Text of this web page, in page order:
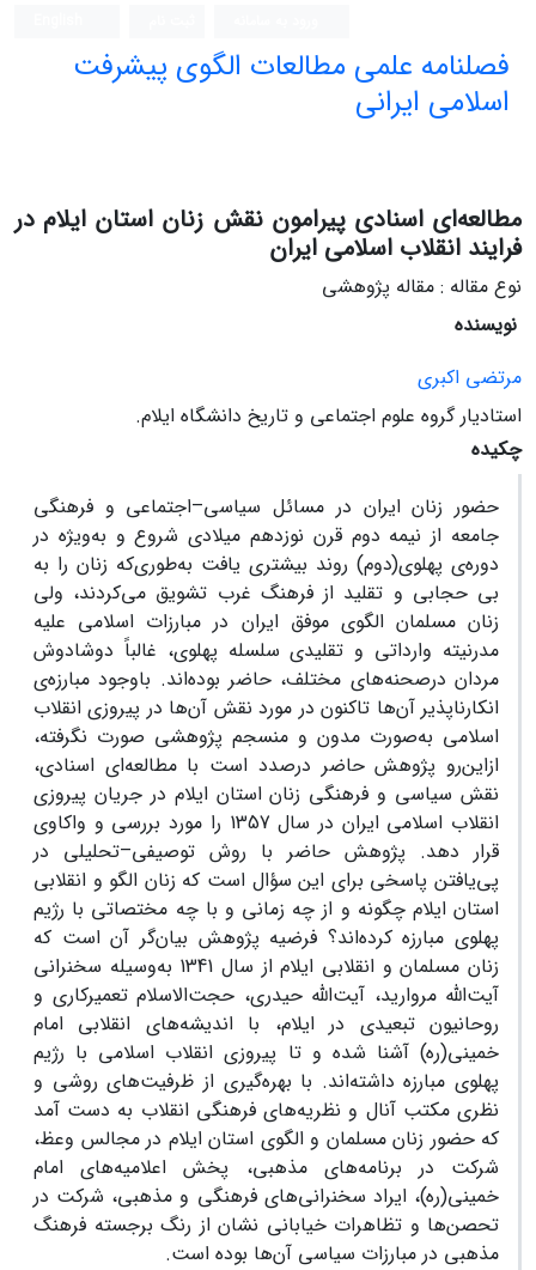
فصلنامه علمی مطالعات الگوی پیشرفت
اسلامی ایرانی
مطالعه‌ای اسنادی پیرامون نقش زنان استان ایلام در
فرایند انقلاب اسلامی ایران
نوع مقاله : مقاله پژوهشی
نویسنده
مرتضی اکبری
استادیار گروه علوم اجتماعی و تاریخ دانشگاه ایلام.
چکیده
حضور زنان ایران در مسائل سیاسی–اجتماعی و فرهنگی
جامعه از نیمه‌ دوم قرن نوزدهم میلادی شروع و به‌ویژه در
دوره‌ی پهلوی(دوم) روند بیشتری یافت به‌طوری‌که زنان را به
بی حجابی و تقلید از فرهنگ غرب تشویق می‌کردند، ولی
زنان مسلمان الگوی موفق ایران در مبارزات اسلامی علیه
مدرنیته وارداتی و تقلیدی سلسله پهلوی، غالباً دوشادوش
مردان درصحنه‌های مختلف، حاضر بوده‌اند. باوجود مبارزه‌ی
انکارناپذیر آن‌ها تاکنون در مورد نقش آن‌ها در پیروزی انقلاب
اسلامی به‌صورت مدون و منسجم پژوهشی صورت نگرفته،
از‌این‌رو پژوهش حاضر درصدد است با مطالعه‌ای اسنادی،
نقش سیاسی و فرهنگی زنان استان ایلام در جریان پیروزی
انقلاب اسلامی ایران در سال 1357 را مورد بررسی و واکاوی
قرار دهد. پژوهش حاضر با روش توصیفی–تحلیلی در
پی‌یافتن پاسخی برای این سؤال است که زنان الگو و انقلابی
استان ایلام چگونه و از چه زمانی و با چه مختصاتی با رژیم
پهلوی مبارزه کرده‌اند؟ فرضیه پژوهش بیان‌گر آن است که
زنان مسلمان و انقلابی ایلام از سال 1341 به‌وسیله سخنرانی
آیت‌الله‌ مروارید، آیت‌الله‌ حیدری، حجت‌الاسلام تعمیرکاری و
روحانیون تبعیدی در ایلام، با اندیشه‌های انقلابی امام
خمینی(ره) آشنا شده و تا پیروزی انقلاب اسلامی با رژیم
پهلوی مبارزه‌ داشته‌اند. با بهره‌گیری از ظرفیت‌های روشی و
نظری مکتب آنال و نظریه‌های فرهنگی انقلاب به دست آمد
که حضور زنان مسلمان و الگوی استان ایلام در مجالس وعظ،
شرکت در برنامه‌های مذهبی، پخش اعلامیه‌های امام
خمینی(ره)، ایراد سخنرانی‌های فرهنگی و مذهبی، شرکت در
تحصن‌ها و تظاهرات‌ خیابانی نشان از رنگ برجسته فرهنگ
مذهبی در مبارزات سیاسی آن‌ها بوده است.